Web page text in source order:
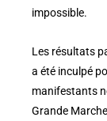
impossible.
Les résultats
a été inculpé
manifestants
Grande